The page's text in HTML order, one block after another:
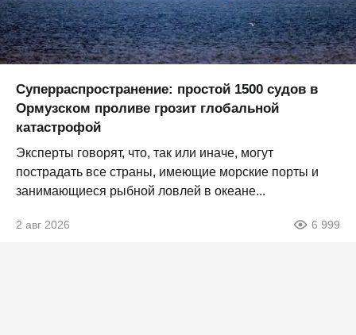
Суперраспространение: простой 1500 судов в
Ормузском проливе грозит глобальной
катастрофой
Эксперты говорят, что, так или иначе, могут
пострадать все страны, имеющие морские порты и
занимающиеся рыбной ловлей в океане...
2 авг 2026 6 999